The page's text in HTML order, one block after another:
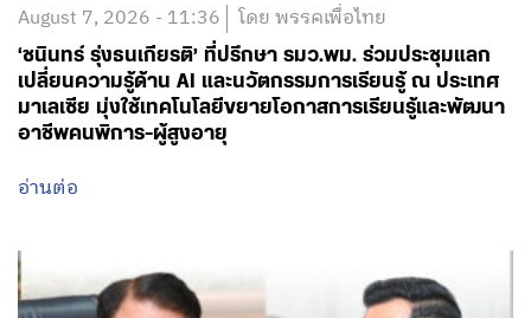
บอร์ดปฐมวัยลุยพลิกโฉม! ‘รองนายกฯ ยศชนัน’ ดัน 2
นโยบายด่วน เชื่อม Big Data 13 หลักอุดช่องโหว่เด็ก
ตกหล่น พ่วงกฎเหล็กห้ามสอบแข่งขันเด็กเล็ก มุ่งเปลี่ยน
‘ท่องจำ’ เป็น ‘เรียนรู้ผ่านการเล่น’ คืนความสุข-ลดแรง
กดดัน หวังปูทางสร้างทุนมนุษย์ที่แข็งแกร่งของชาติ
อ่านต่อ